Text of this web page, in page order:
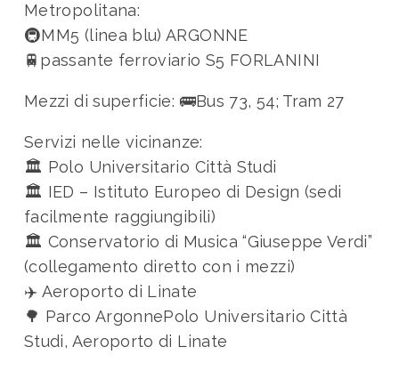
Metropolitana:
🚇MM5 (linea blu) ARGONNE
🚆passante ferroviario S5 FORLANINI
Mezzi di superficie: 🚌Bus 73, 54; Tram 27
Servizi nelle vicinanze:
🏛️ Polo Universitario Città Studi
🏛️ IED – Istituto Europeo di Design (sedi
facilmente raggiungibili)
🏛️ Conservatorio di Musica “Giuseppe Verdi”
(collegamento diretto con i mezzi)
✈️ Aeroporto di Linate
🌳 Parco ArgonnePolo Universitario Città
Studi, Aeroporto di Linate